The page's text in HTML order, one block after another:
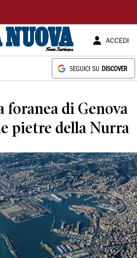
ACCEDI
SEGUICI SU DISCOVER
foranea di Genova
pietre della Nurra